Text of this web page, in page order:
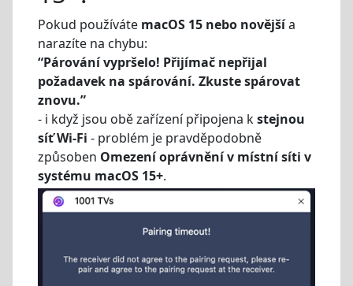
Pokud používáte macOS 15 nebo novějšía
narazíte na chybu:
“Párování vypršelo! Přijímač nepřijal
požadavek na spárování. Zkuste spárovat
znovu.”
- i když jsou obě zařízení připojena kstejnou
síť Wi-Fi - problém je pravděpodobně
způsoben Omezení oprávnění v místní síti v
systému macOS 15+.